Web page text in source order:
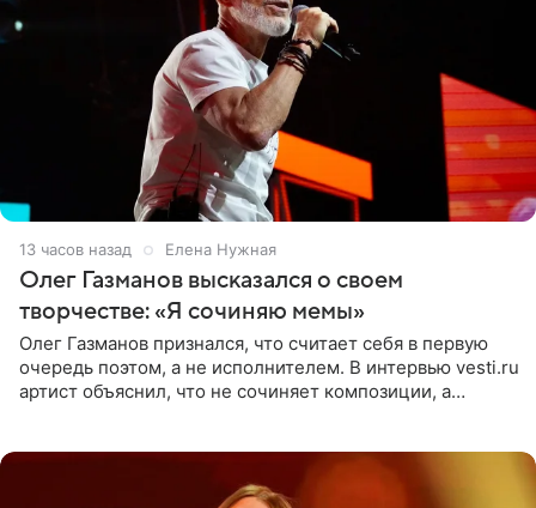
13 часов назад Елена Нужная
Олег Газманов высказался о своем
творчестве: «Я сочиняю мемы»
Олег Газманов признался, что считает себя в первую
очередь поэтом, а не исполнителем. В интервью vesti.ru
артист объяснил, что не сочиняет композиции, а